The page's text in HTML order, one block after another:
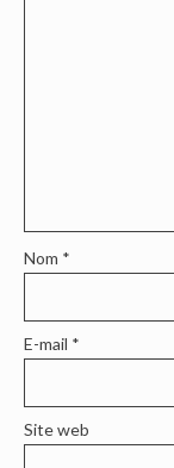
Nom *
E-mail *
Site web